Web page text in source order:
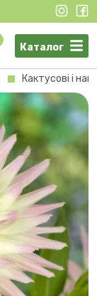
Каталог
Кактусові і